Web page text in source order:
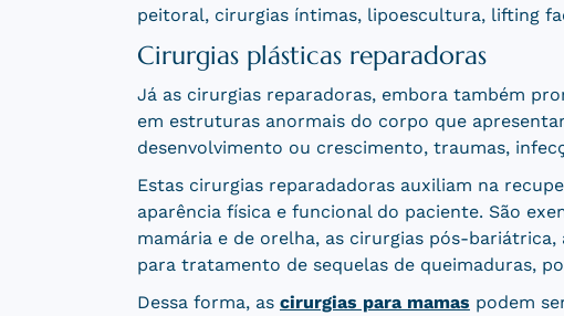
peitoral, cirurgias íntimas, lipoescultura, lifting
Cirurgias plásticas reparadoras
Já as cirurgias reparadoras, embora também
em estruturas anormais do corpo que
desenvolvimento ou crescimento, traumas,
Estas cirurgias reparadadoras auxiliam na
aparência física e funcional do paciente. São
mamária e de orelha, as cirurgias pós-
para tratamento de sequelas de queimaduras,
Dessa forma, as cirurgias para mamas podem